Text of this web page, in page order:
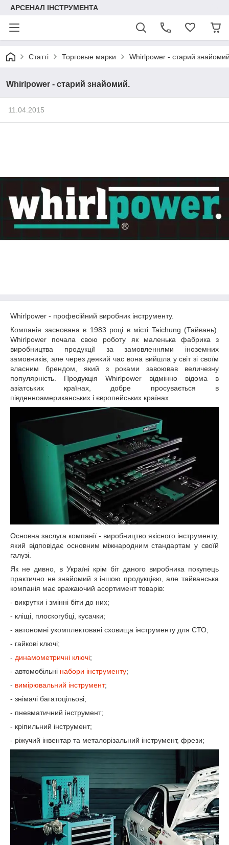
АРСЕНАЛ ІНСТРУМЕНТА
Статті Торговые марки Whirlpower - старий
Whirlpower - старий знайомий.
11.04.2015
Whirlpower - професійний виробник інструменту.
Компанія заснована в 1983 році в місті Taichung (Тайвань).
Whirlpower почала свою роботу як маленька фабрика з
виробництва продукції за замовленнями іноземних
замовників, але через деякий час вона вийшла у світ зі своїм
власним брендом, який з роками завоював величезну
популярність. Продукція Whirlpower відмінно відома в
азіатських країнах, добре просувається в
південноамериканських і європейських країнах.
Основна заслуга компанії - виробництво якісного інструменту,
який відповідає основним міжнародним стандартам у своїй
галузі.
Як не дивно, в Україні крім біт даного виробника покупець
практично не знайомий з іншою продукцією, але тайванська
компанія має вражаючий асортимент товарів:
- викрутки і змінні біти до них;
- кліщі, плоскогубці, кусачки;
- автономні укомплектовані сховища інструменту для СТО;
- гайкові ключі;
- динамометричні ключі;
- автомобільні набори інструменту;
- вимірювальний інструмент;
- знімачі багатоцільові;
- пневматичний інструмент;
- кріпильний інструмент;
- ріжучий інвентар та металорізальний інструмент, фрези;